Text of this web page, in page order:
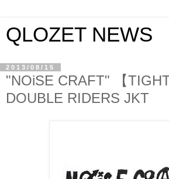
QLOZET NEWS
2013/08/15
"NOiSE CRAFT" 【TIGHT
DOUBLE RIDERS JKT